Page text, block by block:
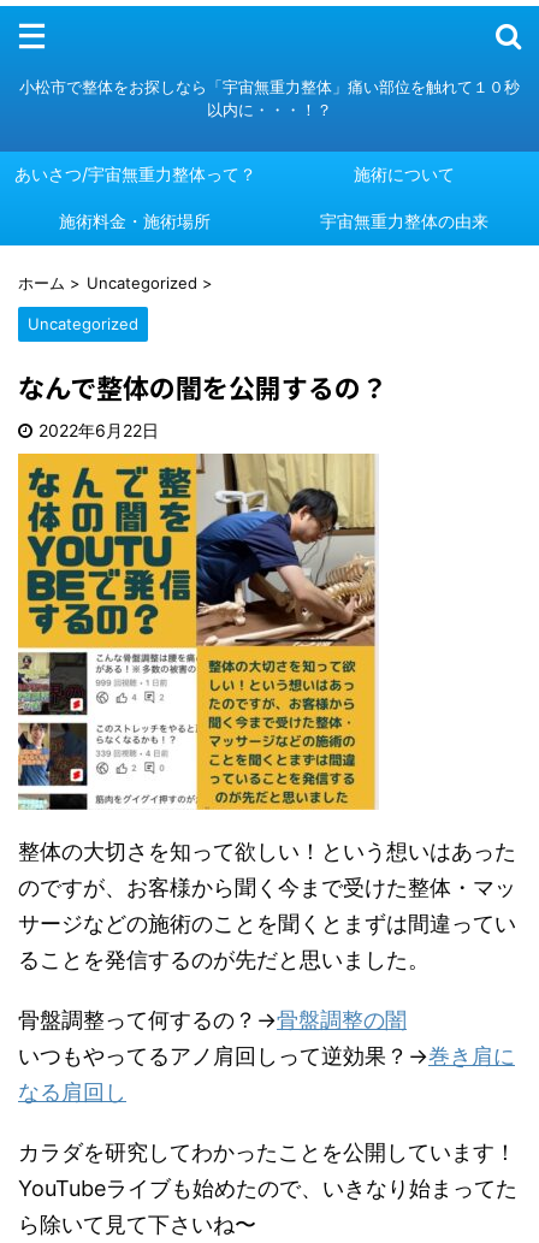
メニュー
あいさつ/宇宙無重力整体って？
施術料金・施術場所
宇宙無重力整体の由来
小松市で整体をお探しなら「宇宙無重力整体」痛い部位を触れて１０秒
以内に・・・！？
あいさつ/宇宙無重力整体って？ 施術について
施術料金・施術場所 宇宙無重力整体の由来
ホーム > Uncategorized >
Uncategorized
なんで整体の闇を公開するの？
2022年6月22日
整体の大切さを知って欲しい！という想いはあった
のですが、お客様から聞く今まで受けた整体・マッ
サージなどの施術のことを聞くとまずは間違ってい
ることを発信するのが先だと思いました。
骨盤調整って何するの？→骨盤調整の闇
いつもやってるアノ肩回しって逆効果？→巻き肩に
なる肩回し
カラダを研究してわかったことを公開しています！
YouTubeライブも始めたので、いきなり始まってた
ら除いて見て下さいね〜